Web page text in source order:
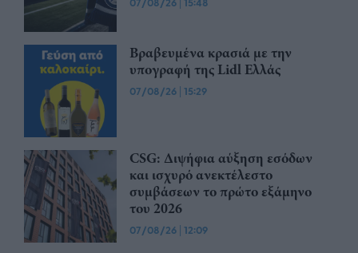
Βραβευμένα κρασιά με την
υπογραφή της Lidl Ελλάς
07/08/26 | 15:29
CSG: Διψήφια αύξηση εσόδων
και ισχυρό ανεκτέλεστο
συμβάσεων το πρώτο εξάμηνο
του 2026
07/08/26 | 12:09